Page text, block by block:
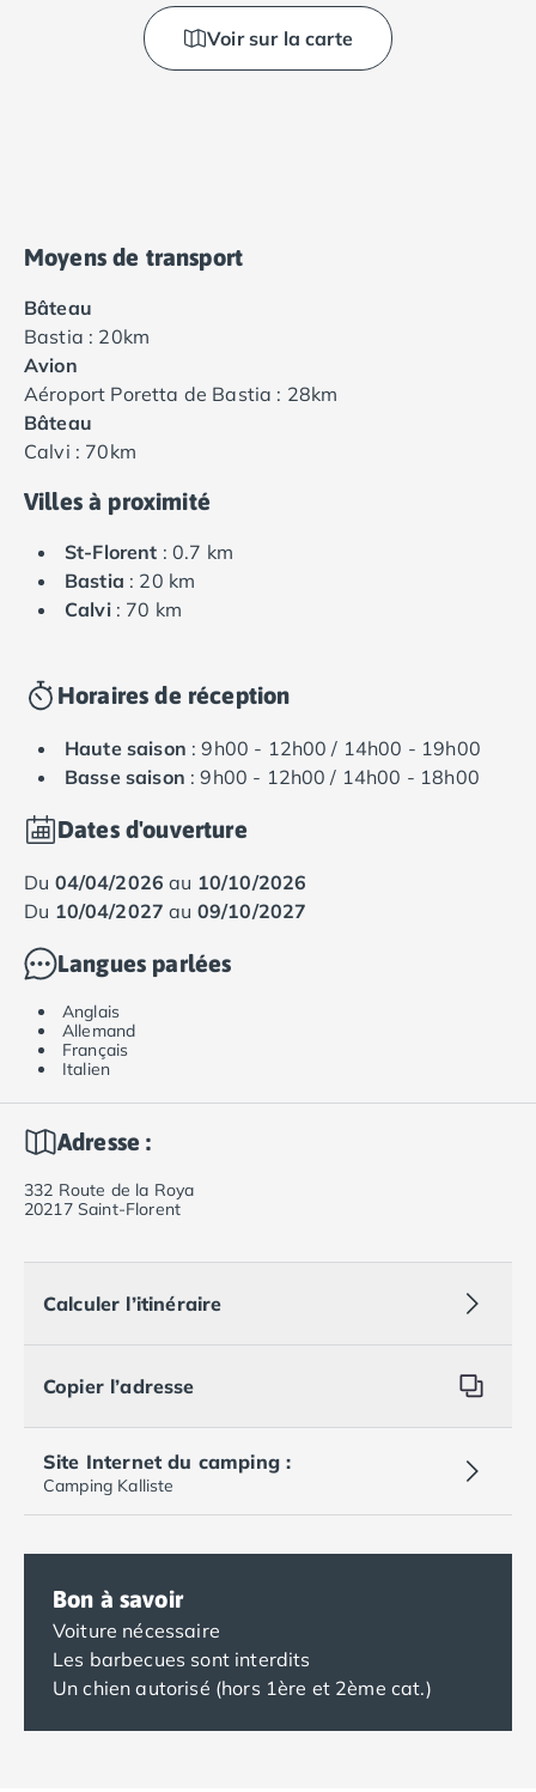
Voir sur la carte
Moyens de transport
Bâteau
Bastia : 20km
Avion
Aéroport Poretta de Bastia : 28km
Bâteau
Calvi : 70km
Villes à proximité
St-Florent : 0.7 km
Bastia : 20 km
Calvi: 70 km
Horaires de réception
Haute saison : 9h00 - 12h00 / 14h00 - 19h00
Basse saison : 9h00 - 12h00 / 14h00 - 18h00
Dates d'ouverture
du 04/04/2026 au 10/10/2026
du 10/04/2027 au 09/10/2027
Langues parlées
Anglais
Allemand
Français
Italien
Adresse :
332 Route de la Roya
20217 Saint-Florent
Calculer l’itinéraire
Copier l’adresse
Site Internet du camping :
Camping Kalliste
Bon à savoir
Voiture nécessaire
Les barbecues sont interdits
Un chien autorisé (hors 1ère et 2ème cat.)